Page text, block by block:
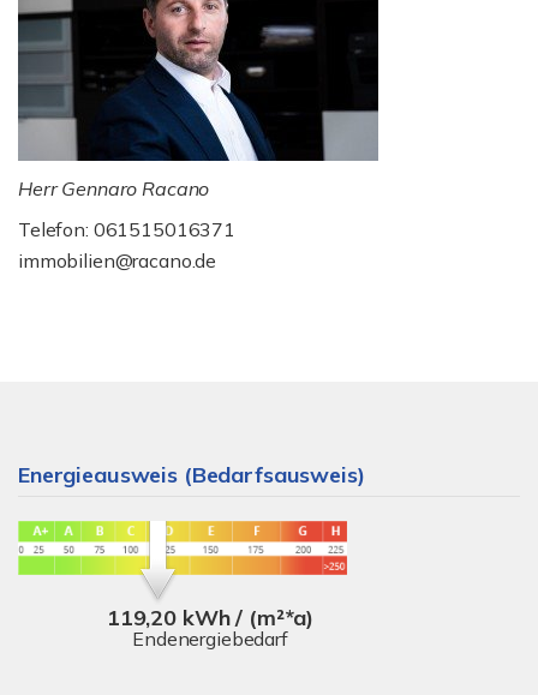
Herr Gennaro Racano
Telefon: 061515016371
immobilien@racano.de
Energieausweis (Bedarfsausweis)
119,20 kWh / (m²*a)
Endenergiebedarf